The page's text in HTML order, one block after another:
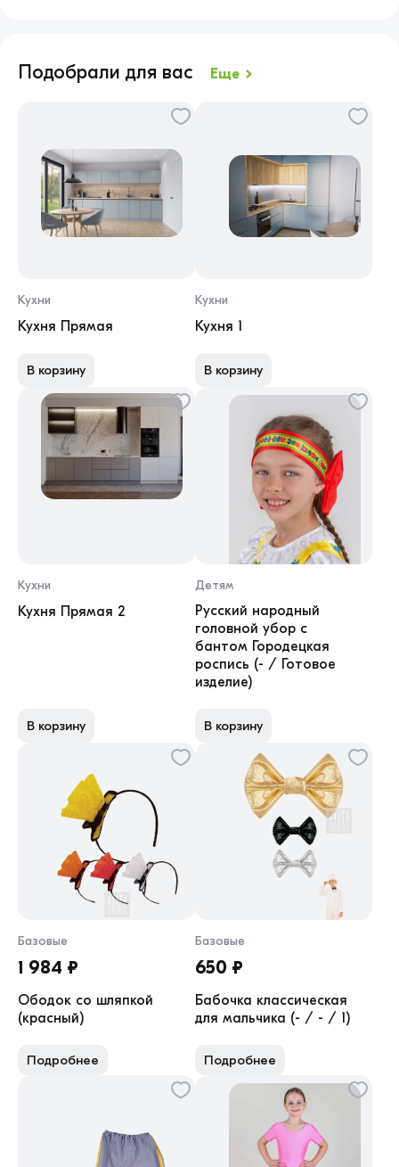
Подобрали для вас Еще
Кухни
Кухня Прямая
В корзину
Кухни
Кухня 1
В корзину
Кухни
Кухня Прямая 2
В корзину
Детям
Русский народный
головной убор с
бантом Городецкая
роспись (- / Готовое
изделие)
В корзину
Базовые
1 984 ₽
Ободок со шляпкой
(красный)
Подробнее
Базовые
650 ₽
Бабочка классическая
для мальчика (- / - / 1)
Подробнее